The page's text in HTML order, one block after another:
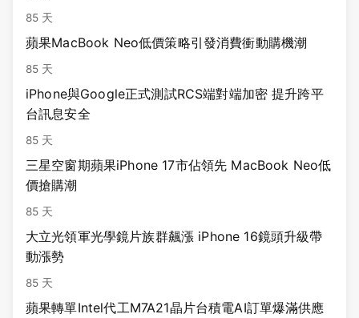
85 天
蘋果MacBook Neo低價策略引發消費衝動購機潮
85 天
iPhone與Google正式測試RCS端對端加密 提升跨平
台訊息安全
85 天
三星空窗期蘋果iPhone 17市佔領先 MacBook Neo低
價搶購潮
85 天
大立光領軍光學鏡片族群飆漲 iPhone 16鏡頭升級帶
動漲勢
85 天
蘋果轉單Intel代工M7A21晶片台積電AI訂單爆滿供應